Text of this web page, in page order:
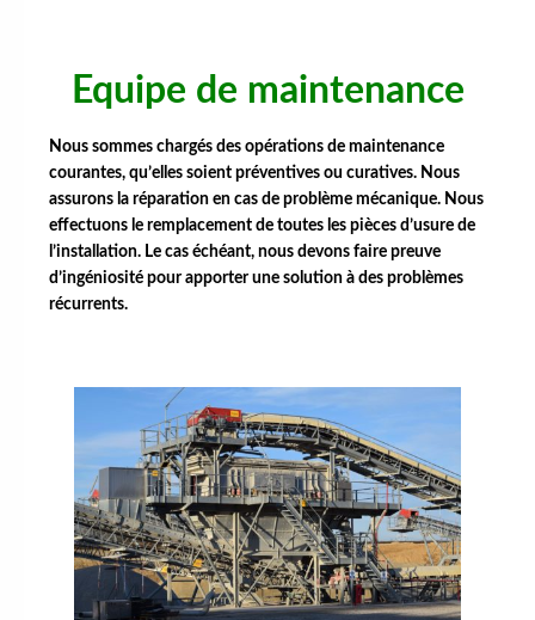
Equipe de maintenance
Nous sommes chargés des opérations de maintenance
courantes, qu’elles soient préventives ou curatives. Nous
assurons la réparation en cas de problème mécanique. Nous
effectuons le remplacement de toutes les pièces d’usure de
l’installation. Le cas échéant, nous devons faire preuve
d’ingéniosité pour apporter une solution à des problèmes
récurrents.